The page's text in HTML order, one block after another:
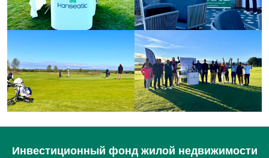
Инвестиционный фонд жилой недвижимости